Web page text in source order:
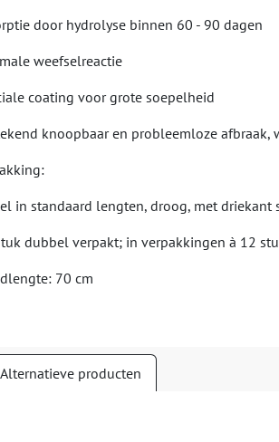
door hydrolyse binnen 60 - 90 dagen
weefselreactie
coating voor grote soepelheid
knoopbaar en probleemloze
in standaard lengten, droog, met driekant
dubbel verpakt; in verpakkingen à 12
70 cm
Alternatieve producten